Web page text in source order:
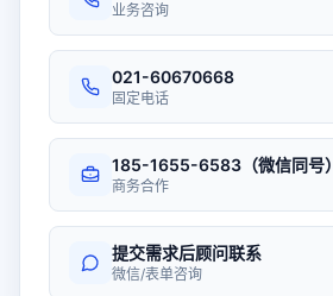
业务咨询
021-60670668
固定电话
185-1655-6583（微信同号）
商务合作
提交需求后顾问联系
微信/表单咨询